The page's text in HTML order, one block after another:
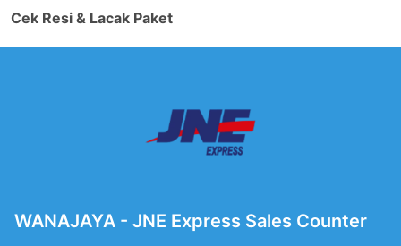
Cek Resi & Lacak Paket
WANAJAYA - JNE Express Sales Counter